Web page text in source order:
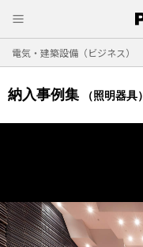
電気・建築設備（ビジネス）
納入事例集 （照明器具）